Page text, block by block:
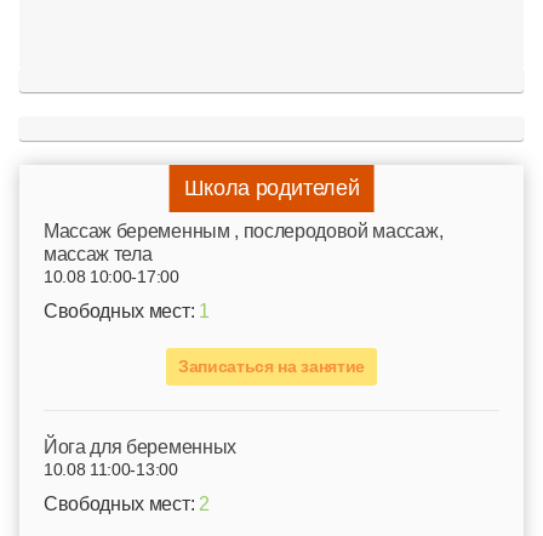
Школа родителей
Mассаж беременным , послеродовой массаж,
массаж тела
10.08 10:00-17:00
Свободных мест: 1
Записаться на занятие
Йога для беременных
10.08 11:00-13:00
Свободных мест: 2